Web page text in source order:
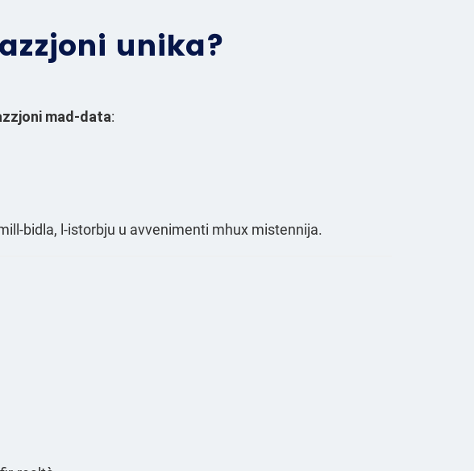
unika?
mad-data:
bidla, l-istorbju u avvenimenti mhux mistennija.